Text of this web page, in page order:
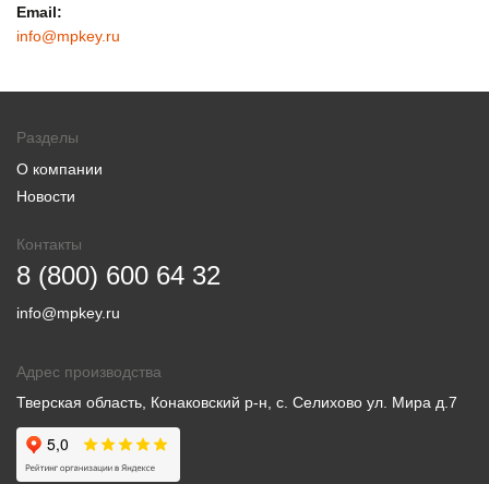
Email:
info@mpkey.ru
Разделы
О компании
Новости
Контакты
8 (800) 600 64 32
info@mpkey.ru
Адрес производства
Тверская область, Конаковский р-н, с. Селихово ул. Мира д.7